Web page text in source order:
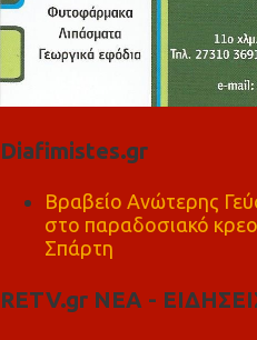
Diafimistes.gr
Βραβείο Ανώτερης
στο παραδοσιακό
Σπάρτη
RETV.gr ΝΕΑ -